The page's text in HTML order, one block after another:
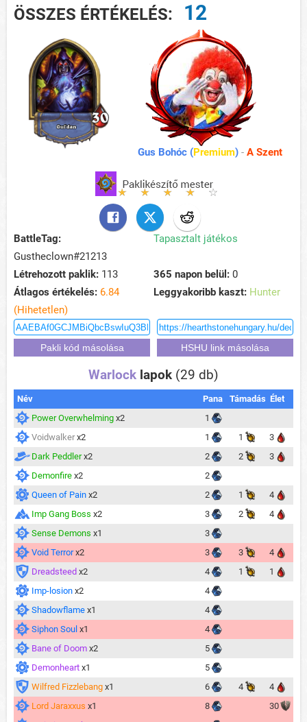
ÖSSZES ÉRTÉKELÉS: 12
Gus Bohóc (Premium) - A Szent
BattleTag:
Gustheclown#21213
Tapasztalt játékos
Létrehozott paklik: 113 365 napon belül: 0
Átlagos értékelés: 6.84
(Hihetetlen)
Leggyakoribb kaszt: Hunter
Warlock lapok (29 db)
Név Pana Támadás Élet
Power Overwhelming x2
1
Voidwalker x2 1 1
3
Dark Peddler x2 2 2
3
Demonfire x2
2
Queen of Pain x2 2 1
4
Imp Gang Boss x2 3 2
4
Sense Demons x1
3
Void Terror x2 3 3
4
Dreadsteed x2 4 1
1
Imp-losion x2
4
Shadowflame x1
4
Siphon Soul x1
4
Bane of Doom x2
5
Demonheart x1
5
Wilfred Fizzlebang x1 6 4
4
Lord Jaraxxus x1 8
30